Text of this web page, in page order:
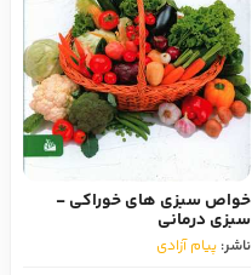
خواص سبزی های خوراکی -
سبزی درمانی
ناشر: پیام آزادی